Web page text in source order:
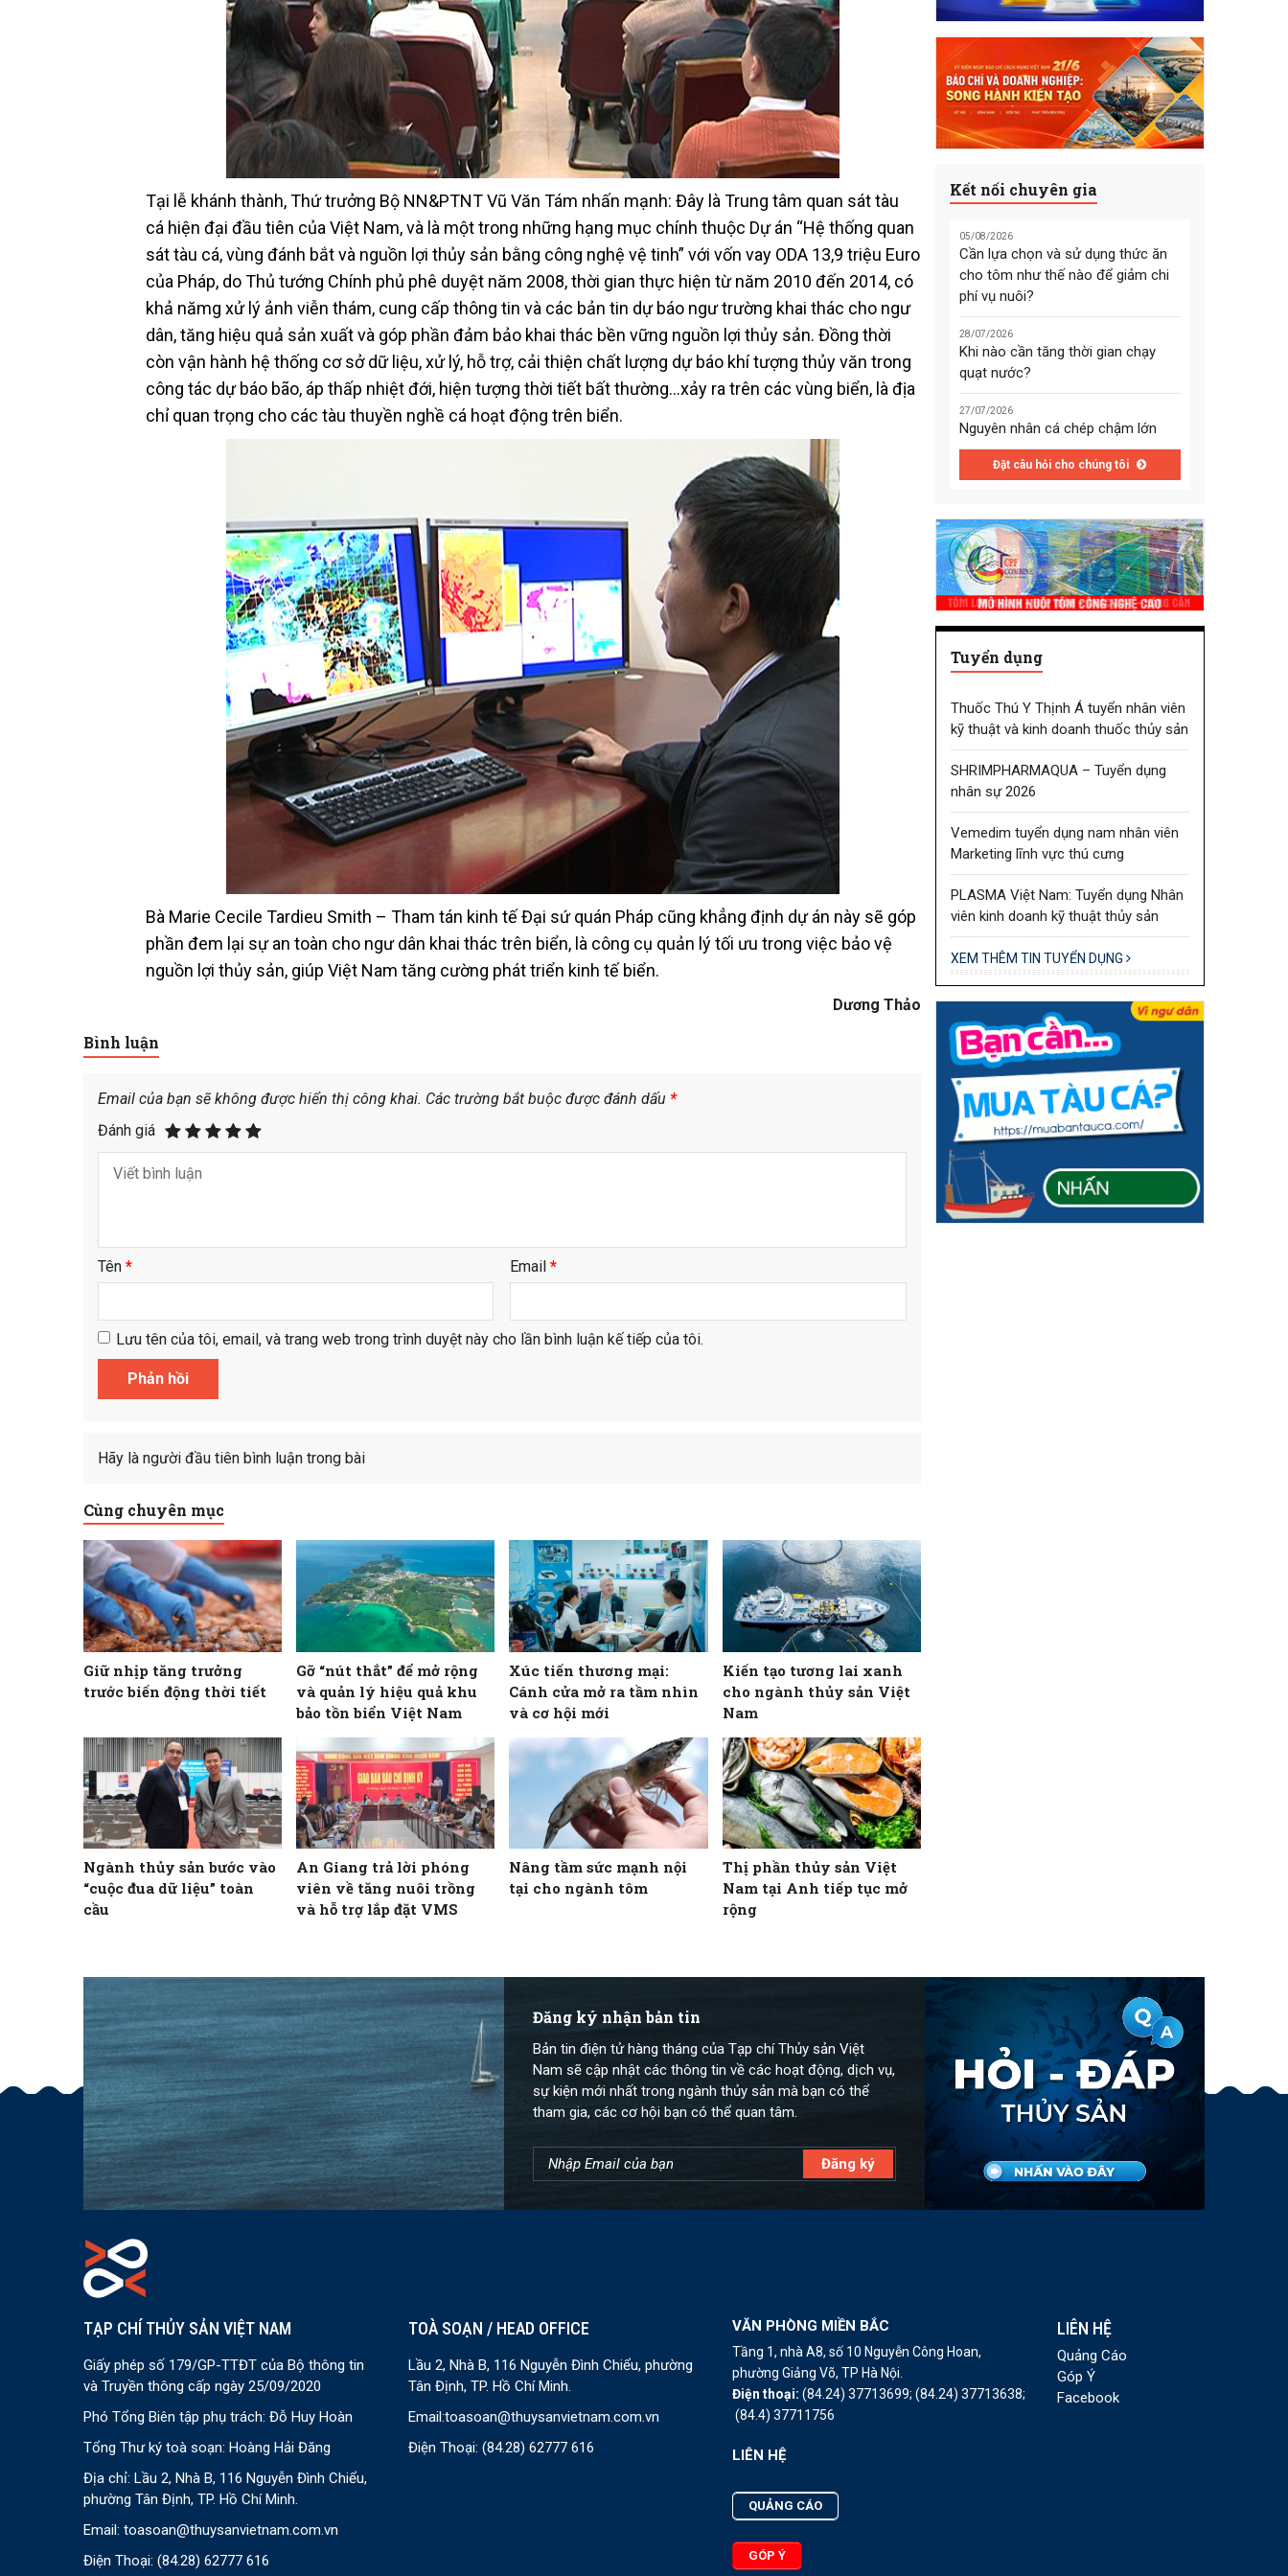
Tại lễ khánh thành, Thứ trưởng Bộ NN&PTNT Vũ Văn Tám nhấn mạnh: Đây là Trung tâm quan sát tàu
cá hiện đại đầu tiên của Việt Nam, và là một trong những hạng mục chính thuộc Dự án “Hệ thống quan
sát tàu cá, vùng đánh bắt và nguồn lợi thủy sản bằng công nghệ vệ tinh” với vốn vay ODA 13,9 triệu Euro
của Pháp, do Thủ tướng Chính phủ phê duyệt năm 2008, thời gian thực hiện từ năm 2010 đến 2014, có
khả nămg xử lý ảnh viễn thám, cung cấp thông tin và các bản tin dự báo ngư trường khai thác cho ngư
dân, tăng hiệu quả sản xuất và góp phần đảm bảo khai thác bền vững nguồn lợi thủy sản. Đồng thời
còn vận hành hệ thống cơ sở dữ liệu, xử lý, hỗ trợ, cải thiện chất lượng dự báo khí tượng thủy văn trong
công tác dự báo bão, áp thấp nhiệt đới, hiện tượng thời tiết bất thường…xảy ra trên các vùng biển, là địa
chỉ quan trọng cho các tàu thuyền nghề cá hoạt động trên biển.
Bà Marie Cecile Tardieu Smith – Tham tán kinh tế Đại sứ quán Pháp cũng khẳng định dự án này sẽ góp
phần đem lại sự an toàn cho ngư dân khai thác trên biển, là công cụ quản lý tối ưu trong việc bảo vệ
nguồn lợi thủy sản, giúp Việt Nam tăng cường phát triển kinh tế biển.
Dương Thảo
Bình luận
Email của bạn sẽ không được hiển thị công khai. Các trường bắt buộc được đánh dấu *
Đánh giá
Tên * Email*
Lưu tên của tôi, email, và trang web trong trình duyệt này cho lần bình luận kế tiếp của tôi.
Hãy là người đầu tiên bình luận trong bài
Cùng chuyên mục
Giữ nhịp tăng trưởng
trước biến động thời tiết
Gỡ “nút thắt” để mở rộng
và quản lý hiệu quả khu
bảo tồn biển Việt Nam
Xúc tiến thương mại:
Cánh cửa mở ra tầm nhìn
và cơ hội mới
Kiến tạo tương lai xanh
cho ngành thủy sản Việt
Nam
Ngành thủy sản bước vào
“cuộc đua dữ liệu” toàn
cầu
An Giang trả lời phóng
viên về tăng nuôi trồng
và hỗ trợ lắp đặt VMS
Nâng tầm sức mạnh nội
tại cho ngành tôm
Thị phần thủy sản Việt
Nam tại Anh tiếp tục mở
rộng
Kết nối chuyên gia
05/08/2026
Cần lựa chọn và sử dụng thức ăn
cho tôm như thế nào để giảm chi
phí vụ nuôi?
28/07/2026
Khi nào cần tăng thời gian chạy
quạt nước?
27/07/2026
Nguyên nhân cá chép chậm lớn
Đặt câu hỏi cho chúng tôi
Tuyển dụng
Thuốc Thú Y Thịnh Á tuyển nhân viên
kỹ thuật và kinh doanh thuốc thủy sản
SHRIMPHARMAQUA – Tuyển dụng
nhân sự 2026
Vemedim tuyển dụng nam nhân viên
Marketing lĩnh vực thú cưng
PLASMA Việt Nam: Tuyển dụng Nhân
viên kinh doanh kỹ thuật thủy sản
XEM THÊM TIN TUYỂN DỤNG
Đăng ký nhận bản tin
Bản tin điện tử hàng tháng của Tạp chí Thủy sản Việt
Nam sẽ cập nhật các thông tin về các hoạt động, dịch vụ,
sự kiện mới nhất trong ngành thủy sản mà bạn có thể
tham gia, các cơ hội bạn có thể quan tâm.
TẠP CHÍ THỦY SẢN VIỆT NAM
Giấy phép số 179/GP-TTĐT của Bộ thông tin
và Truyền thông cấp ngày 25/09/2020
Phó Tổng Biên tập phụ trách: Đỗ Huy Hoàn
Tổng Thư ký toà soạn: Hoàng Hải Đăng
Địa chỉ: Lầu 2, Nhà B, 116 Nguyễn Đình Chiểu,
phường Tân Định, TP. Hồ Chí Minh.
Email: toasoan@thuysanvietnam.com.vn
Điện Thoại: (84.28) 62777 616
TOÀ SOẠN / HEAD OFFICE
Lầu 2, Nhà B, 116 Nguyễn Đình Chiểu, phường
Tân Định, TP. Hồ Chí Minh.
Email:toasoan@thuysanvietnam.com.vn
Điện Thoại: (84.28) 62777 616
VĂN PHÒNG MIỀN BẮC
Tầng 1, nhà A8, số 10 Nguyễn Công Hoan,
phường Giảng Võ, TP Hà Nội.
Điện thoại:(84.24) 37713699;(84.24) 37713638;
(84.4) 37711756
LIÊN HỆ
QUẢNG CÁO
GÓP Ý
LIÊN HỆ
Quảng Cáo
Góp Ý
Facebook